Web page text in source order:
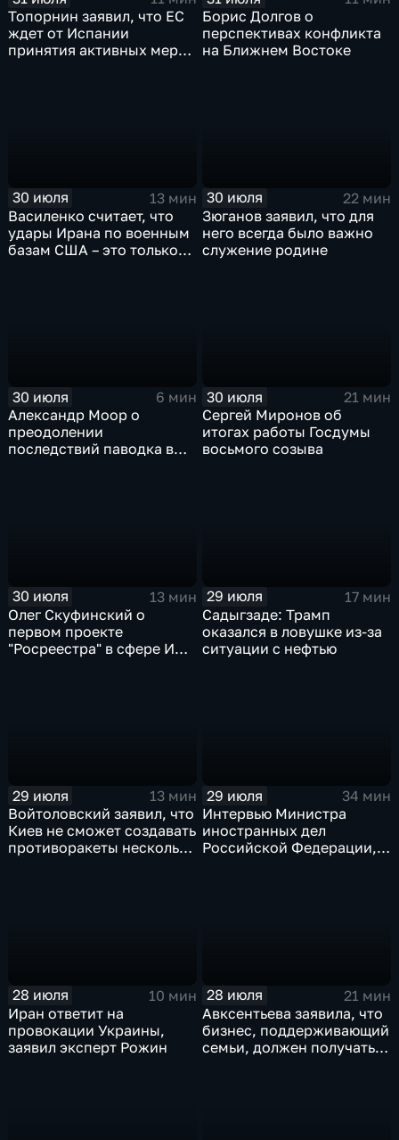
Топорнин заявил, что ЕС
ждет от Испании
принятия активных мер
Борис Долгов о
перспективах конфликта
на Ближнем Востоке
30 июля
13 мин
Василенко считает, что
удары Ирана по военным
базам США – это только
30 июля
22 мин
Зюганов заявил, что для
него всегда было важно
служение родине
30 июля
6 мин
Александр Моор о
преодолении
последствий паводка в
30 июля
21 мин
Сергей Миронов об
итогах работы Госдумы
восьмого созыва
30 июля
13 мин
Олег Скуфинский о
первом проекте
"Росреестра" в сфере ИИ
29 июля
17 мин
Садыгзаде: Трамп
оказался в ловушке из-за
ситуации с нефтью
29 июля
13 мин
Войтоловский заявил, что
Киев не сможет создавать
противоракеты несколько
29 июля
34 мин
Интервью Министра
иностранных дел
Российской Федерации,
28 июля
10 мин
Иран ответит на
провокации Украины,
заявил эксперт Рожин
28 июля
21 мин
Авксентьева заявила, что
бизнес, поддерживающий
семьи, должен получать